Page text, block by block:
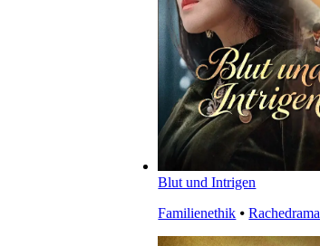
Blut und Intrigen
Familienethik ⦁Rachedrama